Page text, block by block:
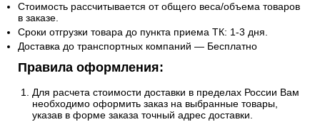
Стоимость рассчитывается от общего веса/объема товаров
в заказе.
Сроки отгрузки товара до пункта приема ТК: 1-3 дня.
Доставка до транспортных компаний — Бесплатно
Правила оформления:
Для расчета стоимости доставки в пределах России Вам
необходимо оформить заказ на выбранные товары,
указав в форме заказа точный адрес доставки.